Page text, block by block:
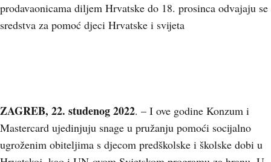
prodavaonicama diljem Hrvatske do 18. prosinca odvajaju se
sredstva za pomoć djeci Hrvatske i svijeta
ZAGREB, 22. studenog 2022. – I ove godine Konzum i
Mastercard ujedinjuju snage u pružanju pomoći socijalno
ugroženim obiteljima s djecom predškolske i školske dobi u